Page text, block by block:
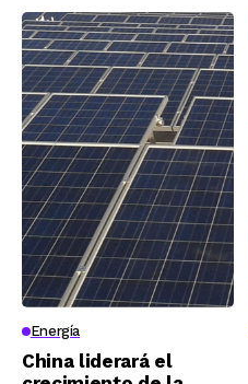
Energía
China liderará el